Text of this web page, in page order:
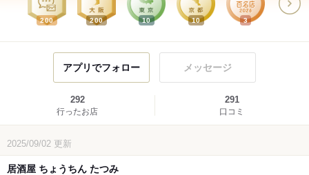
200 200 10 10 3
アプリでフォロー メッセージ
292
行ったお店
291
口コミ
2025/09/02 更新
居酒屋 ちょうちん たつみ